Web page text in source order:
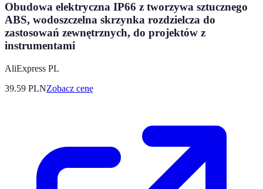
Obudowa elektryczna IP66 z tworzywa sztucznego
ABS, wodoszczelna skrzynka rozdzielcza do
zastosowań zewnętrznych, do projektów z
instrumentami
AliExpress PL
39.59 PLNZobacz cenę